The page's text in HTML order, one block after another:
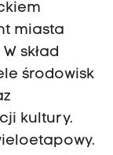
miasta
skład
środowisk
kultury.